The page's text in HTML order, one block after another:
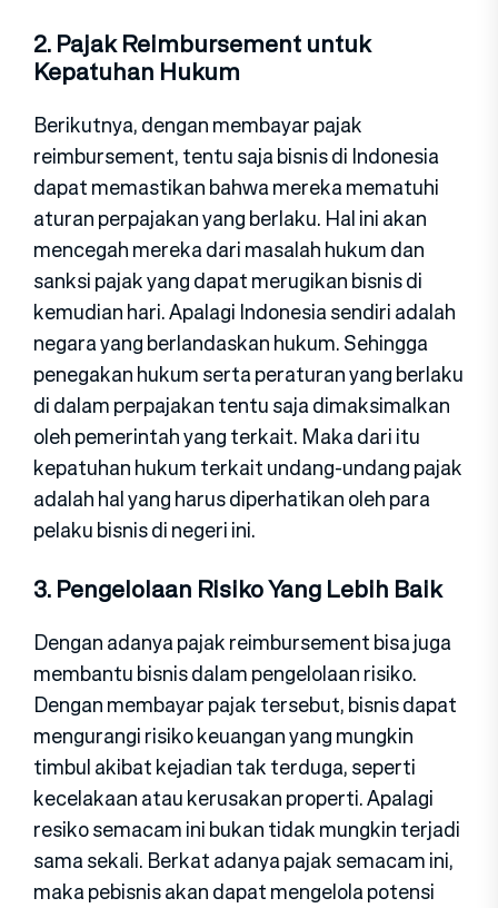
2. Pajak Reimbursement untuk
Kepatuhan Hukum
Berikutnya, dengan membayar pajak
reimbursement, tentu saja bisnis di Indonesia
dapat memastikan bahwa mereka mematuhi
aturan perpajakan yang berlaku. Hal ini akan
mencegah mereka dari masalah hukum dan
sanksi pajak yang dapat merugikan bisnis di
kemudian hari. Apalagi Indonesia sendiri adalah
negara yang berlandaskan hukum. Sehingga
penegakan hukum serta peraturan yang berlaku
di dalam perpajakan tentu saja dimaksimalkan
oleh pemerintah yang terkait. Maka dari itu
kepatuhan hukum terkait undang-undang pajak
adalah hal yang harus diperhatikan oleh para
pelaku bisnis di negeri ini.
3. Pengelolaan Risiko Yang Lebih Baik
Dengan adanya pajak reimbursement bisa juga
membantu bisnis dalam pengelolaan risiko.
Dengan membayar pajak tersebut, bisnis dapat
mengurangi risiko keuangan yang mungkin
timbul akibat kejadian tak terduga, seperti
kecelakaan atau kerusakan properti. Apalagi
resiko semacam ini bukan tidak mungkin terjadi
sama sekali. Berkat adanya pajak semacam ini,
maka pebisnis akan dapat mengelola potensi